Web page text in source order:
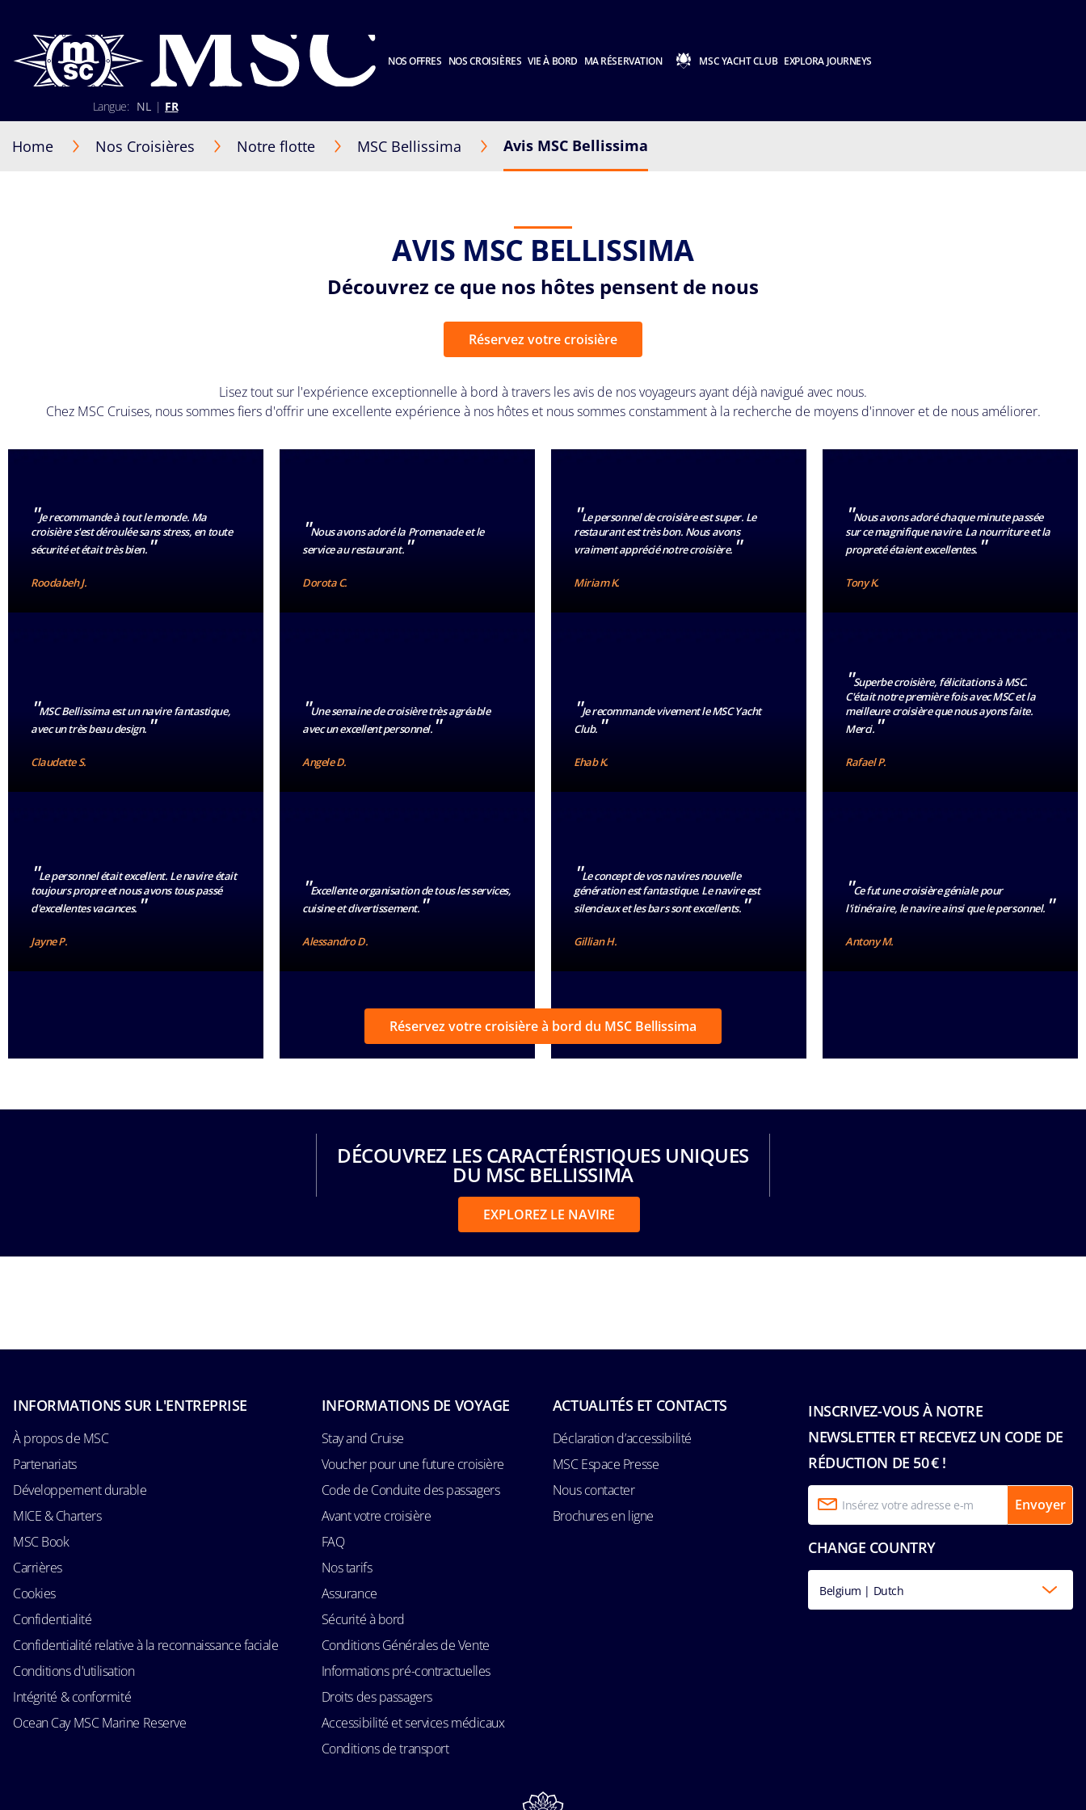
NOS OFFRES NOS CROISIÈRES VIE À BORD MA RÉSERVATION MSC YACHT CLUB EXPLORA JOURNEYS
Langue: NL | FR
02 401 89 30
+352 2 730 22 22 (Luxembourg)
Home Nos Croisières Notre flotte MSC Bellissima Avis MSC Bellissima
AVIS MSC BELLISSIMA
Découvrez ce que nos hôtes pensent de nous
Réservez votre croisière
Lisez tout sur l'expérience exceptionnelle à bord à travers les avis de nos voyageurs ayant déjà navigué avec nous.
Chez MSC Cruises, nous sommes fiers d'offrir une excellente expérience à nos hôtes et nous sommes constamment à la recherche de moyens d'innover et de nous améliorer.
"Je recommande à tout le monde. Ma
croisière s'est déroulée sans stress, en toute
sécurité et était très bien. "
Roodabeh J.
"Nous avons adoré la Promenade et le
service au restaurant. "
Dorota C.
"Le personnel de croisière est super. Le
restaurant est très bon. Nous avons
vraiment apprécié notre croisière. "
Miriam K.
"Nous avons adoré chaque minute passée
sur ce magnifique navire. La nourriture et la
propreté étaient excellentes. "
Tony K.
"MSC Bellissima est un navire fantastique,
avec un très beau design. "
Claudette S.
"Une semaine de croisière très agréable
avec un excellent personnel. "
Angele D.
"Je recommande vivement le MSC Yacht
Club."
Ehab K.
"Superbe croisière, félicitations à MSC.
C'était notre première fois avec MSC et la
meilleure croisière que nous ayons faite.
Merci."
Rafael P.
"Le personnel était excellent. Le navire était
toujours propre et nous avons tous passé
d'excellentes vacances."
Jayne P.
"Excellente organisation de tous les services,
cuisine et divertissement. "
Alessandro D.
"Le concept de vos navires nouvelle
génération est fantastique. Le navire est
silencieux et les bars sont excellents."
Gillian H.
"Ce fut une croisière géniale pour
l'itinéraire, le navire ainsi que le personnel. "
Antony M.
Réservez votre croisière à bord du MSC Bellissima
DÉCOUVREZ LES CARACTÉRISTIQUES UNIQUES
DU MSC BELLISSIMA
EXPLOREZ LE NAVIRE
INSCRIVEZ-VOUS À NOTRE
NEWSLETTER ET RECEVEZ UN CODE DE
RÉDUCTION DE 50 € !
Envoyer
CHANGE COUNTRY
Belgium | Dutch
INFORMATIONS SUR L'ENTREPRISE
À propos de MSC
Partenariats
Développement durable
MICE & Charters
MSC Book
Carrières
Cookies
Confidentialité
Confidentialité relative à la reconnaissance faciale
Conditions d'utilisation
Intégrité & conformité
Ocean Cay MSC Marine Reserve
INFORMATIONS DE VOYAGE
Stay and Cruise
Voucher pour une future croisière
Code de Conduite des passagers
Avant votre croisière
FAQ
Nos tarifs
Assurance
Sécurité à bord
Conditions Générales de Vente
Informations pré-contractuelles
Droits des passagers
Accessibilité et services médicaux
Conditions de transport
ACTUALITÉS ET CONTACTS
Déclaration d’accessibilité
MSC Espace Presse
Nous contacter
Brochures en ligne